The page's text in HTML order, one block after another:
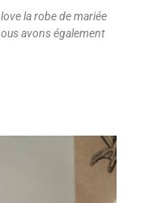
la robe de mariée
avons également